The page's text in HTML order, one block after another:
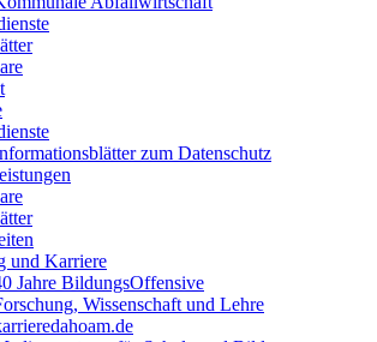
zum Datenschutz
und Karriere
Jahre BildungsOffensive
Wissenschaft und Lehre